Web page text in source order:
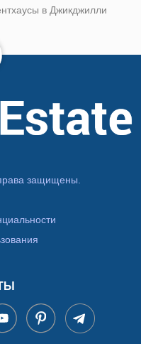
в Джикджилли
защищены.